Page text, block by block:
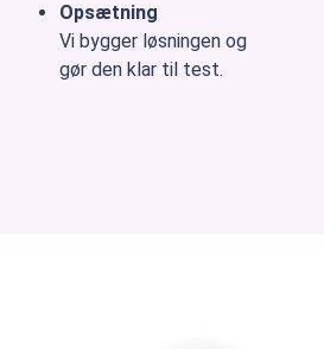
Opsætning
Vi bygger løsningen og
gør den klar til test.